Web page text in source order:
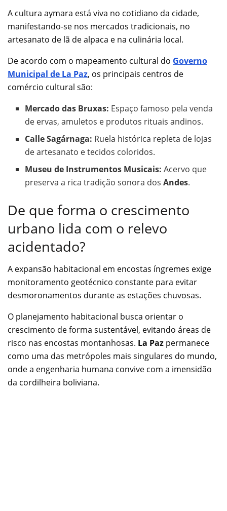
A cultura aymara está viva no cotidiano da cidade,
manifestando-se nos mercados tradicionais, no
artesanato de lã de alpaca e na culinária local.
De acordo com o mapeamento cultural do Governo
Municipal de La Paz, os principais centros de
comércio cultural são:
Mercado das Bruxas: Espaço famoso pela venda
de ervas, amuletos e produtos rituais andinos.
Calle Sagárnaga: Ruela histórica repleta de lojas
de artesanato e tecidos coloridos.
Museu de Instrumentos Musicais: Acervo que
preserva a rica tradição sonora dosAndes.
De que forma o crescimento
urbano lida com o relevo
acidentado?
A expansão habitacional em encostas íngremes exige
monitoramento geotécnico constante para evitar
desmoronamentos durante as estações chuvosas.
O planejamento habitacional busca orientar o
crescimento de forma sustentável, evitando áreas de
risco nas encostas montanhosas. La Paz permanece
como uma das metrópoles mais singulares do mundo,
onde a engenharia humana convive com a imensidão
da cordilheira boliviana.